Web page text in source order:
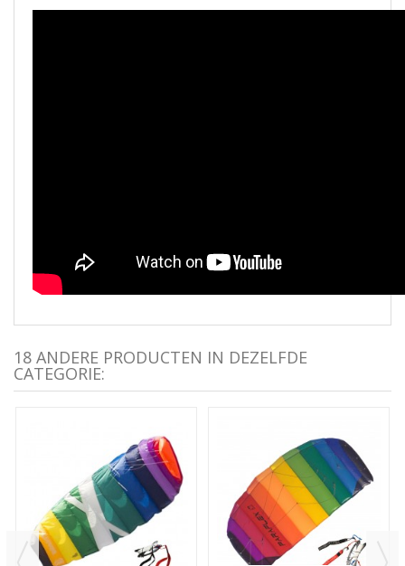
18 ANDERE PRODUCTEN IN DEZELFDE
CATEGORIE: